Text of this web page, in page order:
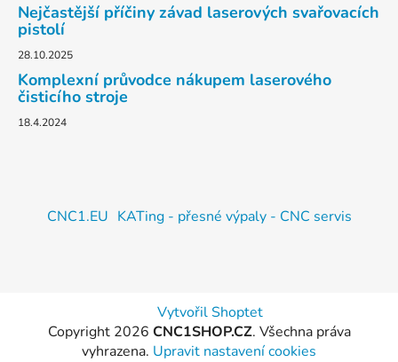
Nejčastější příčiny závad laserových svařovacích
pistolí
28.10.2025
Komplexní průvodce nákupem laserového
čisticího stroje
18.4.2024
CNC1.EU KATing - přesné výpaly - CNC servis
Vytvořil Shoptet
Copyright 2026 CNC1SHOP.CZ. Všechna práva
vyhrazena. Upravit nastavení cookies